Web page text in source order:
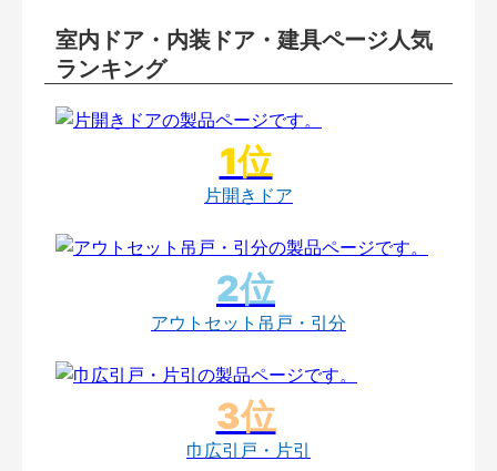
室内ドア・内装ドア・建具ページ人気
ランキング
片開きドア
アウトセット吊戸・引分
巾広引戸・片引